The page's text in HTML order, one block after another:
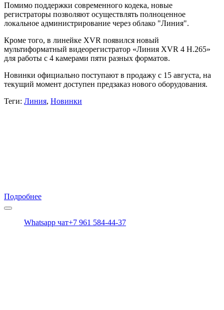
Помимо поддержки современного кодека, новые
регистраторы позволяют осуществлять полноценное
локальное администрирование через облако "Линия".
Кроме того, в линейке XVR появился новый
мультиформатный видеорегистратор «Линия XVR 4 H.265»
для работы с 4 камерами пяти разных форматов.
Новинки официально поступают в продажу с 15 августа, на
текущий момент доступен предзаказ нового оборудования.
Теги: Линия, Новинки
Подробнее
Whatsapp чат+7 961 584-44-37